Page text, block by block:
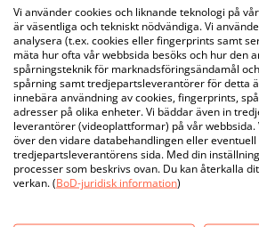
Vi använder cookies och liknande teknologi på
är väsentliga och tekniskt nödvändiga. Vi
analysera (t.ex. cookies eller fingerprints samt
mäta hur ofta vår webbsida besöks och hur den
spårningsteknik för marknadsföringsändamål
spårning samt tredjepartsleverantörer för detta
innebära användning av cookies, fingerprints,
adresser på olika enheter. Vi bäddar även in
leverantörer (videoplattformar) på vår
över den vidare databehandlingen eller
tredjepartsleverantörens sida. Med din
processer som beskrivs ovan. Du kan återkalla
verkan. (BoD-juridisk information)